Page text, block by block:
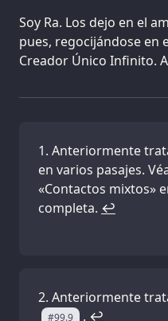
Soy Ra. Los dejo en el
pues, regocijándose en
Creador Único Infinito.
Anteriormente
en varios pasajes.
«Contactos mixtos»
completa. ↩
Anteriormente
#99.9 . ↩